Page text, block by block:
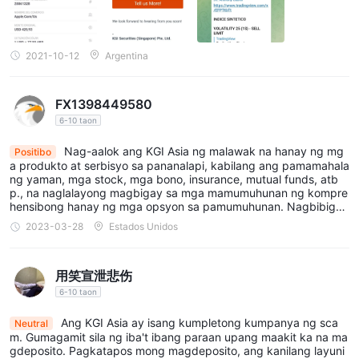
na ito upang simulan ang iyong mga aktibidad sa
pamumuhunan.
Pakitiyak na handa na ang mga sumusunod na orihinal na
Hong Kong ID card, national ID, o pasaporte.
Patunay ng Residential Address: Magbigay ng kamakailang
utility bill o bank statement na ibinigay sa loob ng huling 3
buwan upang i-verify ang iyong tirahan.
bago magpatuloy, maingat na suriin at sumang-ayon sa mga
tuntunin at kundisyon na itinakda ni KGI Asia . maaaring
kabilang dito ang pagkumpirma na ikaw ay hindi isang
residente ng buwis sa amin, o sinumang iba pang tao sa amin.
kakailanganin mo ring kumpirmahin na hindi ka isang direktor o
anumang nakalistang kumpanya.
Sa pamamagitan ng pag-click sa “Let's Start” button, kinikilala
2021-10-12 Argentina
FX1398449580
6-10 taon
Positibo
Nag-aalok ang KGI Asia ng malawak na hanay ng mg
a produkto at serbisyo sa pananalapi, kabilang ang pamamahala
ng yaman, mga stock, mga bono, insurance, mutual funds, atb
p., na naglalayong magbigay sa mga mamumuhunan ng kompre
hensibong hanay ng mga opsyon sa pamumuhunan. Nagbibigay
din ang website ng real-time na data ng merkado at mga tool sa
pagsusuri upang matulungan ang mga mamumuhunan na guma
g gamitin, simpleng patakbuhin, mabilis na pagpapatupad, at an
g serbisyo sa customer ay napaka-propesyonal at mahusay.
2023-03-28 Estados Unidos
用笑宣泄悲伤
6-10 taon
Neutral
Ang KGI Asia ay isang kumpletong kumpanya ng sca
m. Gumagamit sila ng iba't ibang paraan upang maakit ka na ma
gdeposito. Pagkatapos mong magdeposito, ang kanilang layuni